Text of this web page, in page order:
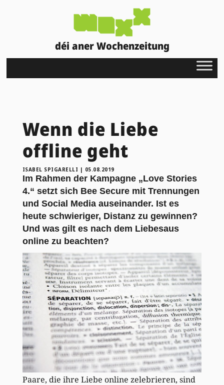
déi aner Wochenzeitung
Wenn die Liebe
offline geht
ISABEL SPIGARELLI | 05.08.2019
Im Rahmen der Kampagne „Love Stories
4.“ setzt sich Bee Secure mit Trennungen
und Social Media auseinander. Ist es
heute schwieriger, Distanz zu gewinnen?
Und was gilt es nach dem Liebesaus
online zu beachten?
Paare, die ihre Liebe online zelebrieren, sind